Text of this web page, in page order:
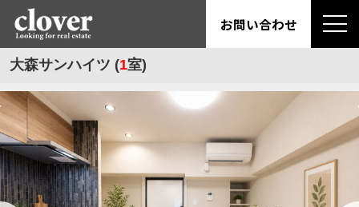
お問い合わせ
大森サンハイツ (1室)